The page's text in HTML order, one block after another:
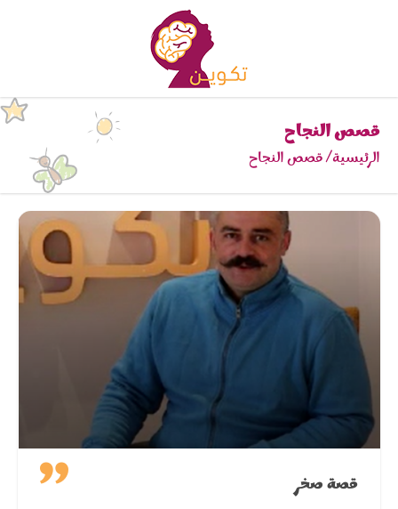
قصص النجاح
الرئيسية قصص النجاح
قصة صخر